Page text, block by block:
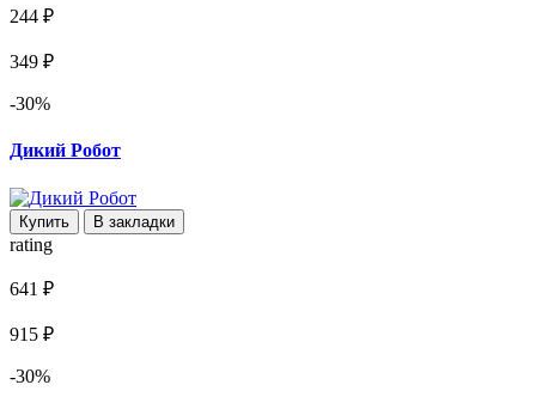
244 ₽
349 ₽
-30%
Дикий Робот
Купить В закладки
rating
641 ₽
915 ₽
-30%